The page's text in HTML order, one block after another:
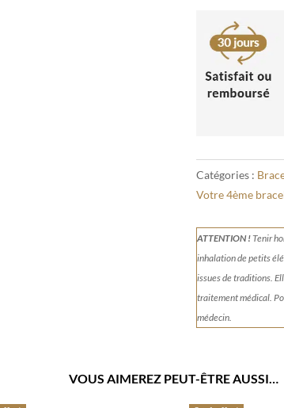
Bracelet
Citrine
Naturelle
6mm
Catégories :
Votre 4ème
ATTENTION !Tenir
inhalation de petits
issues de traditions.
traitement médical.
médecin.
VOUS AIMEREZ PEUT-ÊTRE AUSSI…